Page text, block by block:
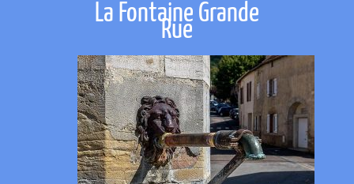
La Fontaine Grande
Rue